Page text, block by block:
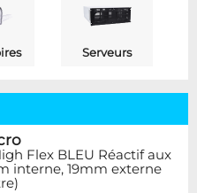
Serveurs
Flex BLEU Réactif aux
interne, 19mm externe